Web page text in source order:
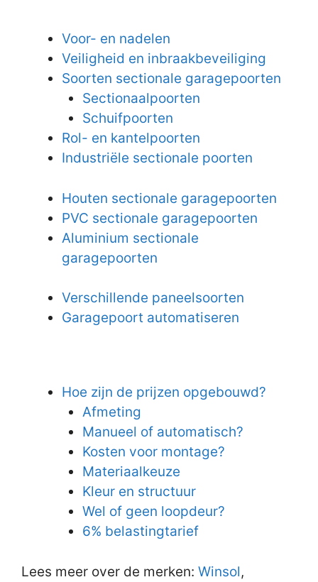
Voor- en nadelen
Veiligheid en inbraakbeveiliging
Soorten sectionale garagepoorten
Sectionaalpoorten
Schuifpoorten
Rol- en kantelpoorten
Industriële sectionale poorten
Houten sectionale garagepoorten
PVC sectionale garagepoorten
Aluminium sectionale
garagepoorten
Verschillende paneelsoorten
Garagepoort automatiseren
Hoe zijn de prijzen opgebouwd?
Afmeting
Manueel of automatisch?
Kosten voor montage?
Materiaalkeuze
Kleur en structuur
Wel of geen loopdeur?
6% belastingtarief
Lees meer over de merken: Winsol,